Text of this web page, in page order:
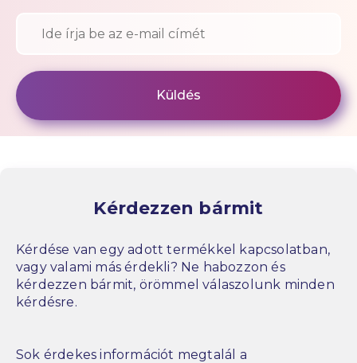
Kérdezzen bármit
Kérdése van egy adott termékkel kapcsolatban,
vagy valami más érdekli? Ne habozzon és
kérdezzen bármit, örömmel válaszolunk minden
kérdésre.
Sok érdekes információt megtalál a